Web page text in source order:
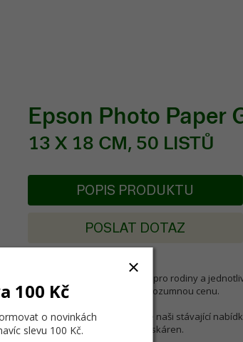
Epson Photo Paper
13 X 18 CM, 50 LISTŮ
POPIS PRODUKTU
POSLAT DOTAZ
Photo Paper Glossy je určen pro rodiny a
skvělý fotografický papír za rozumnou cenu.
Photo Paper Glossy rozšiřuje naši stávající
všechny typy inkoustových tiskáren.
100 Kč
o novinkách
slevu 100 Kč.